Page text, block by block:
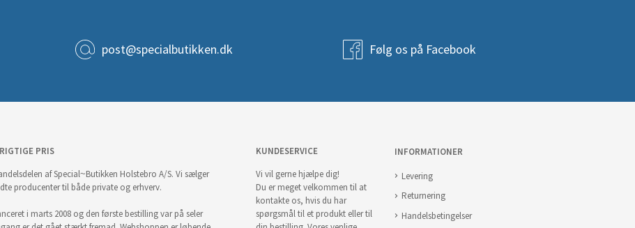
post@specialbutikken.dk Følg os på Facebook
PRIS
af Special~Butikken Holstebro A/S. Vi sælger
producenter til både private og erhverv.
i marts 2008 og den første bestilling var på seler
KUNDESERVICE
Vi vil gerne hjælpe dig!
Du er meget velkommen til at
kontakte os, hvis du har
spørgsmål til et produkt eller til
INFORMATIONER
Levering
Returnering
Handelsbetingelser